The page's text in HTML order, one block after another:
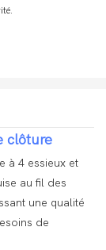
clôture
à 4 essieux et
au fil des
une qualité
de